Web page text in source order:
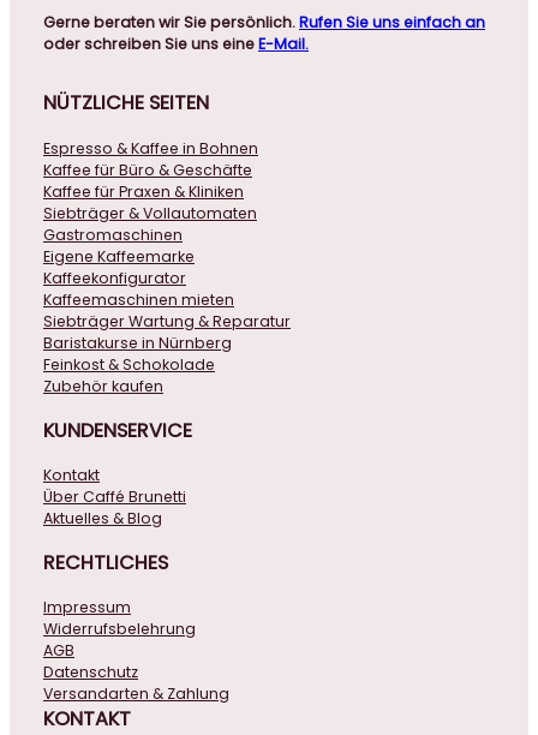
Gerne beraten wir Sie persönlich.Rufen Sie uns einfach an
oder schreiben Sie uns eineE-Mail.
NÜTZLICHE SEITEN
Espresso & Kaffee in Bohnen
Kaffee für Büro & Geschäfte
Kaffee für Praxen & Kliniken
Siebträger & Vollautomaten
Gastromaschinen
Eigene Kaffeemarke
Kaffeekonfigurator
Kaffeemaschinen mieten
Siebträger Wartung & Reparatur
Baristakurse in Nürnberg
Feinkost & Schokolade
Zubehör kaufen
KUNDENSERVICE
Kontakt
Über Caffé Brunetti
Aktuelles & Blog
RECHTLICHES
Impressum
Widerrufsbelehrung
AGB
Datenschutz
Versandarten & Zahlung
KONTAKT